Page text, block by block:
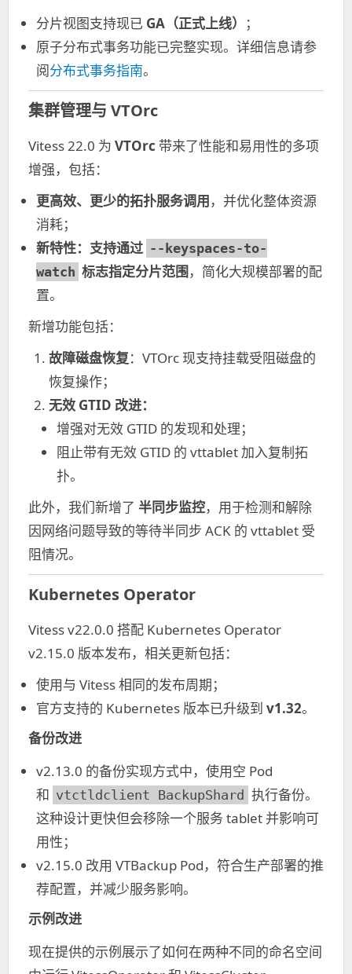
分片视图支持现已 GA（正式上线）
；
原子分布式事务功能已完整实现。详细信息请参
阅分布式事务指南。
集群管理与 VTOrc
Vitess 22.0 为 VTOrc 带来了性能和易用性的多项
增强，包括：
更高效、更少的拓扑服务调用，并优化整体资源
消耗；
新特性：支持通过 --keyspaces-to-
watch 标志指定分片范围，简化大规模部署的配
置。
新增功能包括：
故障磁盘恢复：VTOrc 现支持挂载受阻磁盘的
恢复操作；
无效 GTID 改进：
增强对无效 GTID 的发现和处理；
阻止带有无效 GTID 的 vttablet 加入复制拓
扑。
此外，我们新增了 半同步监控，用于检测和解除
因网络问题导致的等待半同步 ACK 的 vttablet 受
阻情况。
Kubernetes Operator
Vitess v22.0.0 搭配 Kubernetes Operator
v2.15.0 版本发布，相关更新包括：
使用与 Vitess 相同的发布周期；
官方支持的 Kubernetes 版本已升级到 v1.32。
备份改进
v2.13.0 的备份实现方式中，使用空 Pod
和 vtctldclient BackupShard 执行备份。
这种设计更快但会移除一个服务 tablet 并影响可
用性；
v2.15.0 改用 VTBackup Pod，符合生产部署的推
荐配置，并减少服务影响。
示例改进
现在提供的示例展示了如何在两种不同的命名空间